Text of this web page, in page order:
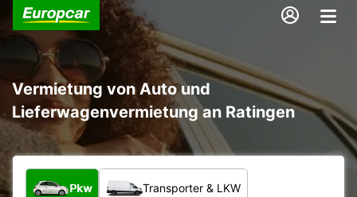
Vermietung von Auto und
Lieferwagenvermietung an Ratingen
Welche Art von Fahrzeug?
Pkw Transporter & LKW